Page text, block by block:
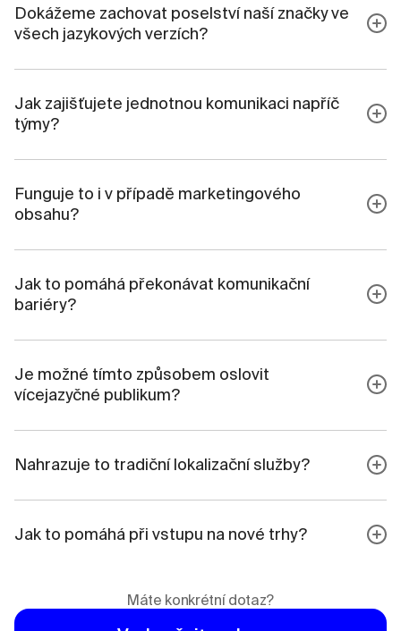
Dokážeme zachovat poselství naší značky ve
všech jazykových verzích?
Jak zajišťujete jednotnou komunikaci napříč
týmy?
Funguje to i v případě marketingového
obsahu?
Jak to pomáhá překonávat komunikační
bariéry?
Je možné tímto způsobem oslovit
vícejazyčné publikum?
Nahrazuje to tradiční lokalizační služby?
Jak to pomáhá při vstupu na nové trhy?
Máte konkrétní dotaz?